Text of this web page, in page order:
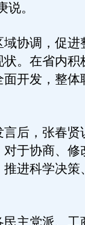
。
协调，促进
。在省内积
开发，整体
后，张春贤
于协商、修
进科学决策
主党派、工